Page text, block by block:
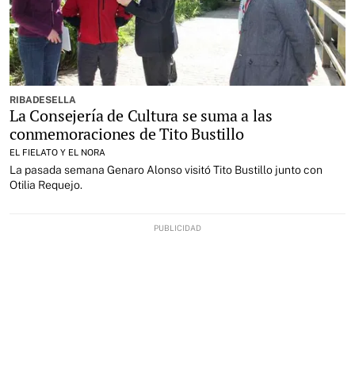
RIBADESELLA
La Consejería de Cultura se suma a las
conmemoraciones de Tito Bustillo
EL FIELATO Y EL NORA
La pasada semana Genaro Alonso visitó Tito Bustillo junto con
Otilia Requejo.